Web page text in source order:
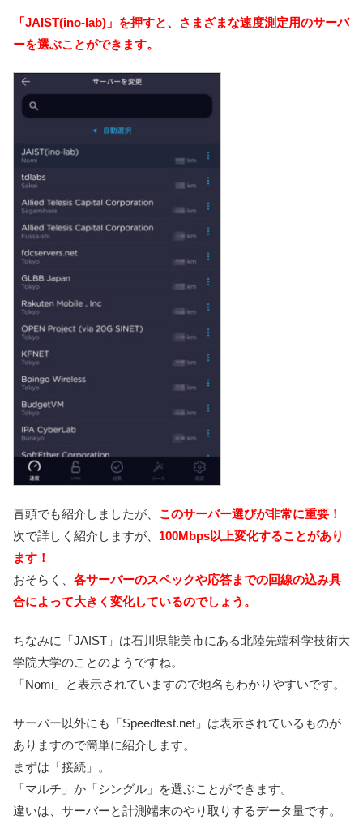
「JAIST(ino-lab)」を押すと、
さまざまな速度測定用のサーバ
ーを選ぶことができます。
冒頭でも紹介しましたが、 このサーバー選びが非常に重要！
次で詳しく紹介しますが、 100Mbps以上変化することがあり
ます！
おそらく、 各サーバーのスペックや応答までの回線の込み具
合によって大きく変化しているのでしょう。
ちなみに「JAIST」は石川県能美市にある北陸先端科学技術大
学院大学のことのようですね。
「Nomi」と表示されていますので地名もわかりやすいです。
サーバー以外にも「Speedtest.net」は表示されているものが
ありますので簡単に紹介します。
まずは「接続」。
「マルチ」か「シングル」を選ぶことができます。
違いは、サーバーと計測端末のやり取りするデータ量です。